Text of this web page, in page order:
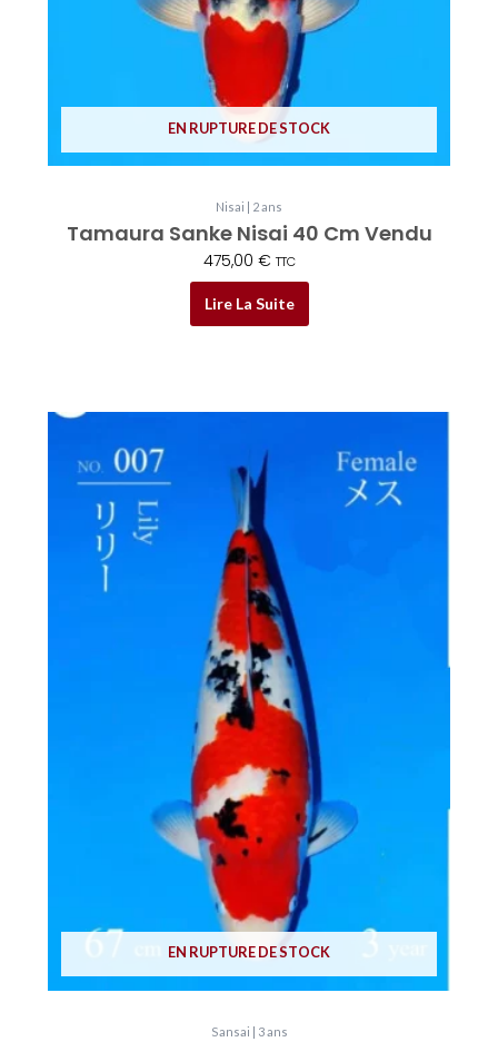
EN RUPTURE DE STOCK
Nisai | 2 ans
Tamaura Sanke Nisai 40 Cm Vendu
475,00 € TTC
Lire La Suite
EN RUPTURE DE STOCK
Sansai | 3 ans